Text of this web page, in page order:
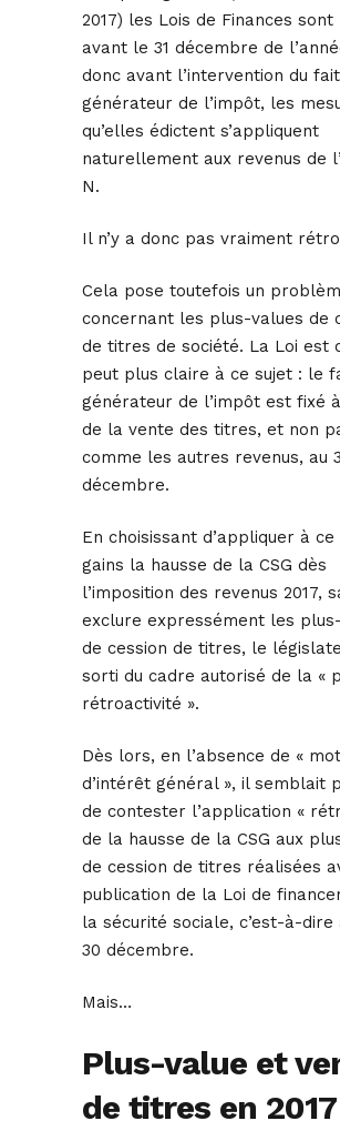
2017) les Lois de Finances sont
avant le 31 décembre de
donc avant l’intervention du fait
générateur de l’impôt, les
qu’elles édictent s’appliquent
naturellement aux revenus de
N.
Il n’y a donc pas vraiment
Cela pose toutefois un
concernant les plus-values de
de titres de société. La Loi est
peut plus claire à ce sujet : le
générateur de l’impôt est fixé
de la vente des titres, et non
comme les autres revenus, au
décembre.
En choisissant d’appliquer à
gains la hausse de la CSG dès
l’imposition des revenus 2017,
exclure expressément les
de cession de titres, le
sorti du cadre autorisé de la «
rétroactivité ».
Dès lors, en l’absence de «
d’intérêt général », il semblait
de contester l’application «
de la hausse de la CSG aux
de cession de titres réalisées
publication de la Loi de
la sécurité sociale, c’est-à-dire
30 décembre.
Mais…
Plus-value et
de titres en